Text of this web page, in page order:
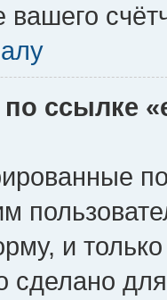
вашего
ссылке
и
сделано